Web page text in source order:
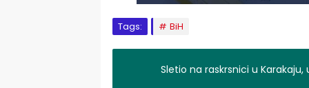
Tags: BiH
Sletio na raskrsnici u